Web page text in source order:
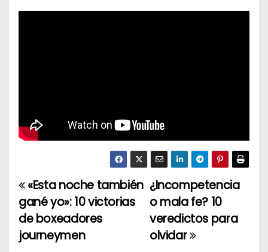
N
a
v
¿Incompetencia
o mala fe? 10
veredictos para
olvidar
«Esta noche también
gané yo»: 10 victorias
de boxeadores
journeymen